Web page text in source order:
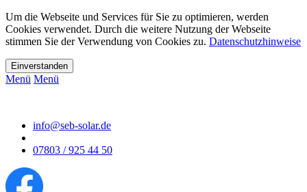
Um die Webseite und Services für Sie zu optimieren, werden
Cookies verwendet. Durch die weitere Nutzung der Webseite
stimmen Sie der Verwendung von Cookies zu. Datenschutzhinweise
Menü Menü
info@seb-solar.de
07803 / 925 44 50